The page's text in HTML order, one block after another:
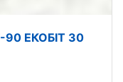
90 ЕКОБIТ 30